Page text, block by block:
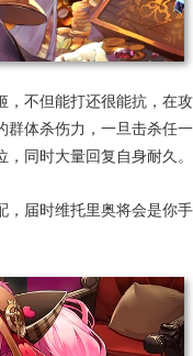
，不但能打还很能抗，在攻
群体杀伤力，一旦击杀任一
同时大量回复自身耐久。
，届时维托里奥将会是你手